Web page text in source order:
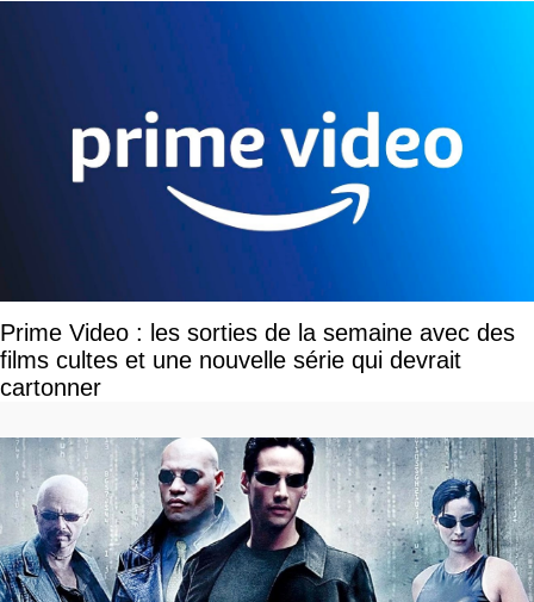
Prime Video : les sorties de la semaine avec des
films cultes et une nouvelle série qui devrait
cartonner